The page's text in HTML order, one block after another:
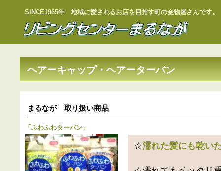
SINCE1965年 地域に愛されるお店を目指す町の金物屋さんです。
ヘアーキャップ・ヘアーターバン
まるなが 取り扱い商品
「 ふわふわターバン 」
☆濡れた髪にも乾い